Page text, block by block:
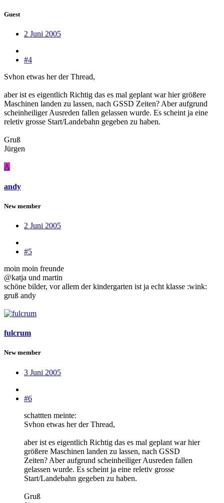
Guest
2 Juni 2005
#4
Svhon etwas her der Thread,
aber ist es eigentlich Richtig das es mal geplant war hier größere
Maschinen landen zu lassen, nach GSSD Zeiten? Aber aufgrund
scheinheiliger Ausreden fallen gelassen wurde. Es scheint ja eine
reletiv grosse Start/Landebahn gegeben zu haben.
Gruß
Jürgen
A
andy
New member
2 Juni 2005
#5
moin moin freunde
@katja und martin
schöne bilder, vor allem der kindergarten ist ja echt klasse :wink:
gruß andy
fulcrum
New member
3 Juni 2005
#6
schattten meinte:
Svhon etwas her der Thread,
aber ist es eigentlich Richtig das es mal geplant war hier
größere Maschinen landen zu lassen, nach GSSD
Zeiten? Aber aufgrund scheinheiliger Ausreden fallen
gelassen wurde. Es scheint ja eine reletiv grosse
Start/Landebahn gegeben zu haben.
Gruß